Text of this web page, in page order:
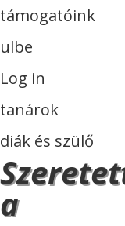
támogatóink
ulbe
Log in
tanárok
diák és szülő
a